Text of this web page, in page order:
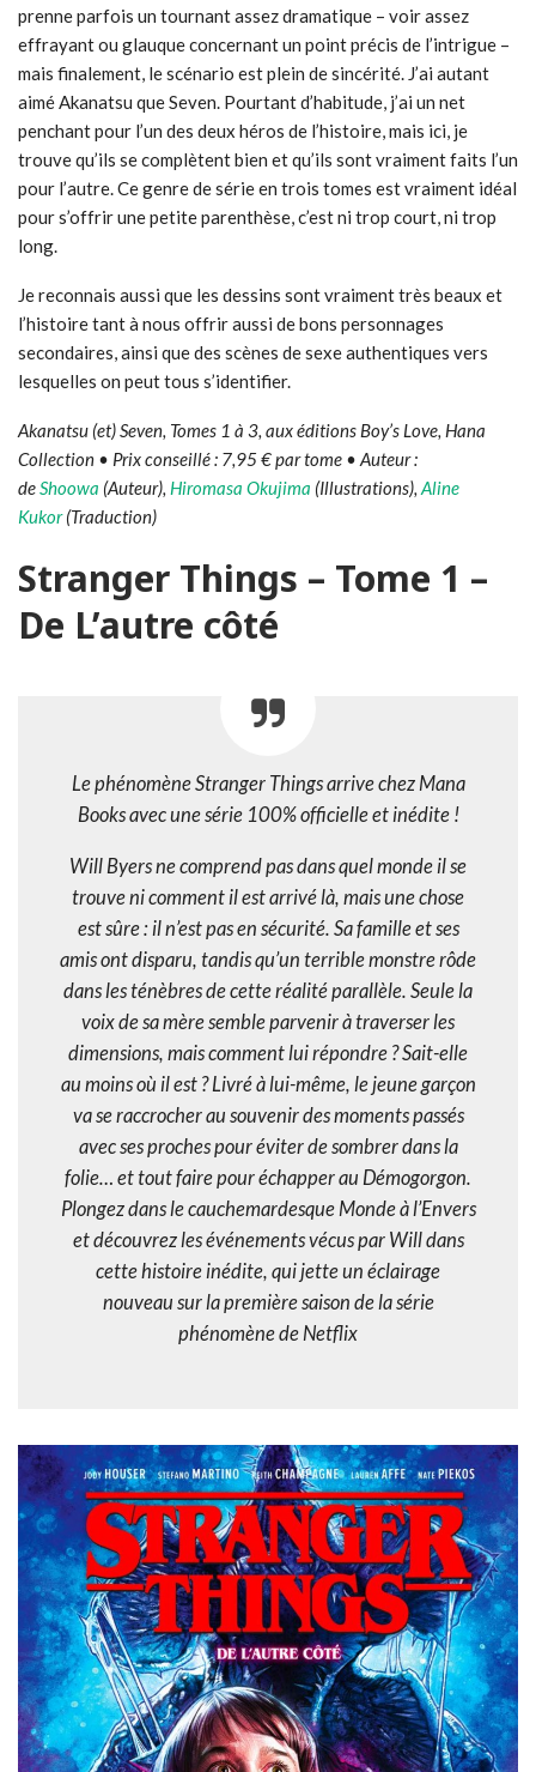
prenne parfois un tournant assez dramatique – voir assez
effrayant ou glauque concernant un point précis de l’intrigue –
mais finalement, le scénario est plein de sincérité. J’ai autant
aimé Akanatsu que Seven. Pourtant d’habitude, j’ai un net
penchant pour l’un des deux héros de l’histoire, mais ici, je
trouve qu’ils se complètent bien et qu’ils sont vraiment faits l’un
pour l’autre. Ce genre de série en trois tomes est vraiment idéal
pour s’offrir une petite parenthèse, c’est ni trop court, ni trop
long.
Je reconnais aussi que les dessins sont vraiment très beaux et
l’histoire tant à nous offrir aussi de bons personnages
secondaires, ainsi que des scènes de sexe authentiques vers
lesquelles on peut tous s’identifier.
Akanatsu (et) Seven, Tomes 1 à 3, aux éditions Boy’s Love, Hana
Collection • Prix conseillé : 7,95 € par tome • Auteur:
deShoowa (Auteur), Hiromasa Okujima (Illustrations), Aline
Kukor (Traduction)
Stranger Things – Tome 1 –
De L’autre côté
Le phénomène Stranger Things arrive chez Mana
Books avec une série 100% officielle et inédite !
Will Byers ne comprend pas dans quel monde il se
trouve ni comment il est arrivé là, mais une chose
est sûre : il n’est pas en sécurité. Sa famille et ses
amis ont disparu, tandis qu’un terrible monstre rôde
dans les ténèbres de cette réalité parallèle. Seule la
voix de sa mère semble parvenir à traverser les
dimensions, mais comment lui répondre ? Sait-elle
au moins où il est ? Livré à lui-même, le jeune garçon
va se raccrocher au souvenir des moments passés
avec ses proches pour éviter de sombrer dans la
folie… et tout faire pour échapper au Démogorgon.
Plongez dans le cauchemardesque Monde à l’Envers
et découvrez les événements vécus par Will dans
cette histoire inédite, qui jette un éclairage
nouveau sur la première saison de la série
phénomène de Netflix